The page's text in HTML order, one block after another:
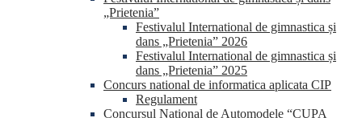
„Prietenia”
Festivalul International de gimnastica și
dans „Prietenia” 2026
Festivalul International de gimnastica și
dans „Prietenia” 2025
Concurs national de informatica aplicata CIP
Regulament
Concursul National de Automodele “CUPA